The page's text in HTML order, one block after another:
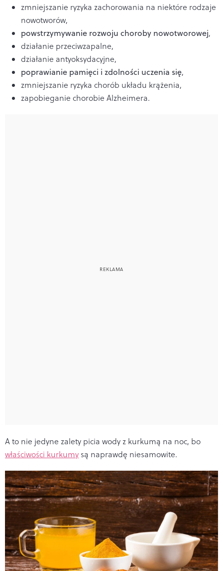
zmniejszanie ryzyka zachorowania na niektóre rodzaje
nowotworów,
powstrzymywanie rozwoju choroby nowotworowej,
działanie przeciwzapalne,
działanie antyoksydacyjne,
poprawianie pamięci i zdolności uczenia się,
zmniejszanie ryzyka chorób układu krążenia,
zapobieganie chorobie Alzheimera.
A to nie jedyne zalety picia wody z kurkumą na noc, bo
właściwości kurkumy są naprawdę niesamowite.